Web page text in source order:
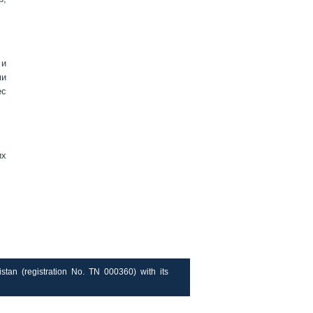
(registration No. TN 000360) with its